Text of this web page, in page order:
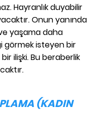
Hayranlık duyabilir
Onun yanında
yaşama daha
görmek isteyen bir
ilişki. Bu beraberlik
(KADIN